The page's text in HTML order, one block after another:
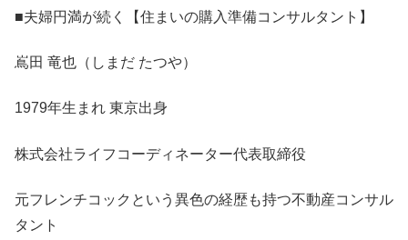
■夫婦円満が続く【住まいの購入準備コンサルタント】
嶌田 竜也（しまだ たつや）
1979年生まれ 東京出身
株式会社ライフコーディネーター代表取締役
元フレンチコックという異色の経歴も持つ不動産コンサル
タント